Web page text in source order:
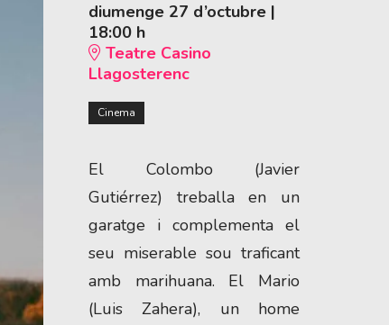
diumenge 27 d’octubre |
18:00 h
Teatre Casino
Llagosterenc
Cinema
El Colombo (Javier
Gutiérrez) treballa en un
garatge i complementa el
seu miserable sou traficant
amb marihuana. El Mario
(Luis Zahera), un home